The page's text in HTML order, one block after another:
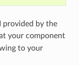
provided by the
your component
to your